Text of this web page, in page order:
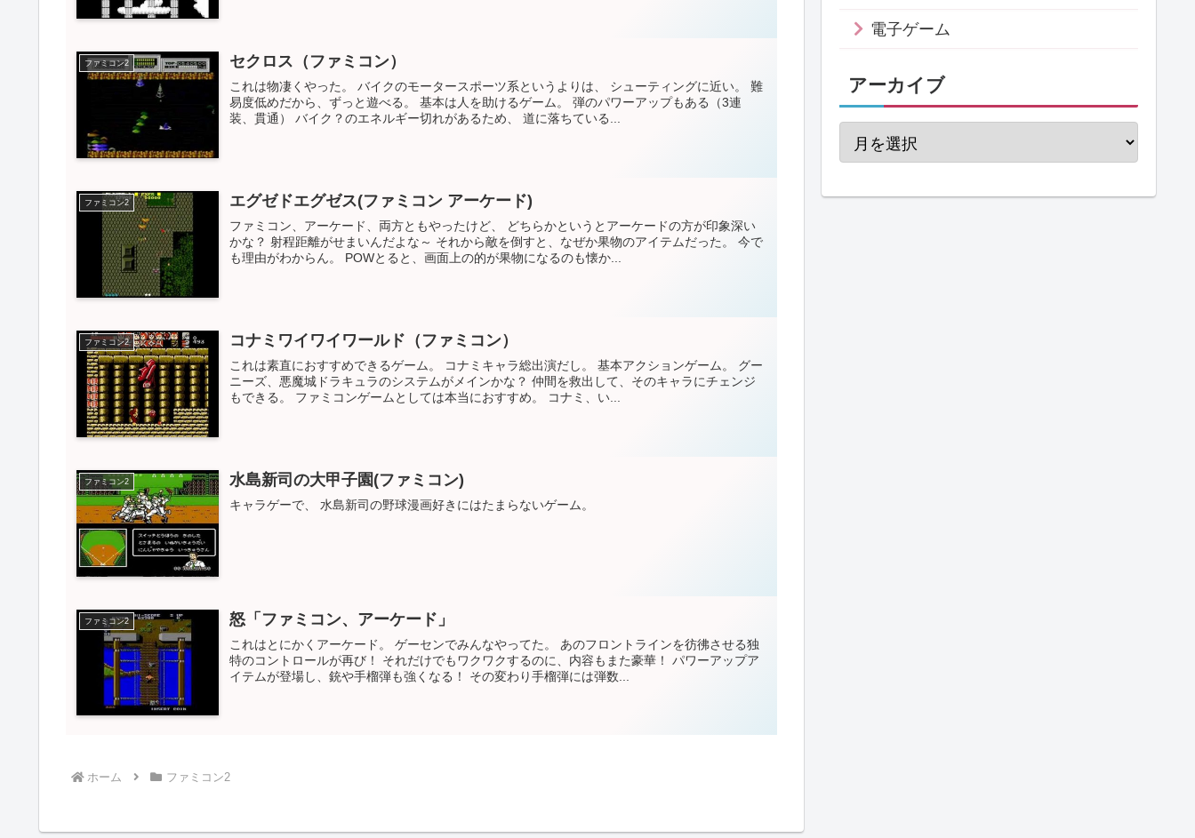
ファミコン2 セクロス（ファミコン）
これは物凄くやった。 バイクのモータースポーツ系というよりは、 シューティングに近い。 難
易度低めだから、ずっと遊べる。 基本は人を助けるゲーム。 弾のパワーアップもある（3連
装、貫通） バイク？のエネルギー切れがあるため、 道に落ちている...
ファミコン2 エグゼドエグゼス(ファミコン アーケード)
ファミコン、アーケード、両方ともやったけど、 どちらかというとアーケードの方が印象深い
かな？ 射程距離がせまいんだよな～ それから敵を倒すと、なぜか果物のアイテムだった。 今で
も理由がわからん。 POWとると、画面上の的が果物になるのも懐か...
ファミコン2 コナミワイワイワールド（ファミコン）
これは素直におすすめできるゲーム。 コナミキャラ総出演だし。 基本アクションゲーム。 グー
ニーズ、悪魔城ドラキュラのシステムがメインかな？ 仲間を救出して、そのキャラにチェンジ
もできる。 ファミコンゲームとしては本当におすすめ。 コナミ、い...
ファミコン2 水島新司の大甲子園(ファミコン)
キャラゲーで、 水島新司の野球漫画好きにはたまらないゲーム。
ファミコン2 怒「ファミコン、アーケード」
これはとにかくアーケード。 ゲーセンでみんなやってた。 あのフロントラインを彷彿させる独
特のコントロールが再び！ それだけでもワクワクするのに、内容もまた豪華！ パワーアップア
イテムが登場し、銃や手榴弾も強くなる！ その変わり手榴弾には弾数...
ホーム ファミコン2
電子ゲーム
アーカイブ